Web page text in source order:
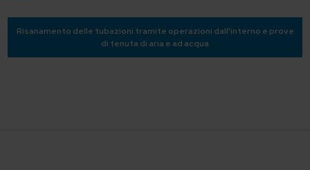
Risanamento delle tubazioni tramite operazioni dall'interno e prove
di tenuta di aria e ad acqua